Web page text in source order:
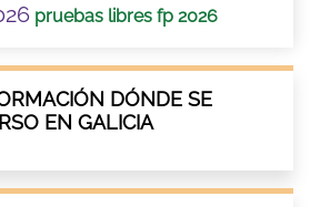
pruebas libres fp 2026
DÓNDE SE
EN GALICIA